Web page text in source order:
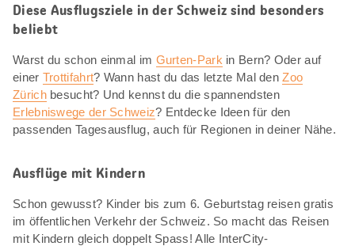
Diese Ausflugsziele in der Schweiz sind besonders
beliebt
Warst du schon einmal im Gurten-Park in Bern? Oder auf
einer Trottifahrt? Wann hast du das letzte Mal denZoo
Zürichbesucht? Und kennst du die spannendsten
Erlebniswege der Schweiz? Entdecke Ideen für den
passenden Tagesausflug, auch für Regionen in deiner Nähe.
Ausflüge mit Kindern
Schon gewusst? Kinder bis zum 6. Geburtstag reisen gratis
im öffentlichen Verkehr der Schweiz. So macht das Reisen
mit Kindern gleich doppelt Spass! Alle InterCity-